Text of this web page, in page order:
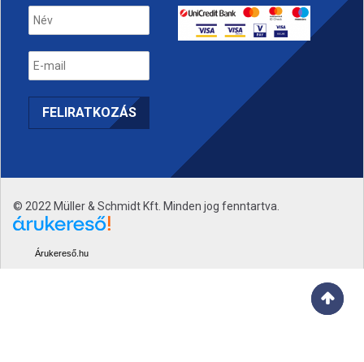
© 2022 Müller & Schmidt Kft. Minden jog fenntartva.
Árukereső.hu